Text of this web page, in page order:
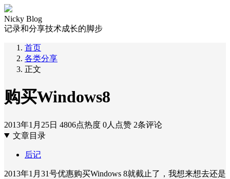
Nicky Blog
记录和分享技术成长的脚步
首页
各类分享
正文
购买Windows8
2013年1月25日 4806点热度 0人点赞 2条评论
文章目录
后记
2013年1月31号优惠购买Windows 8就截止了，我想来想去还是